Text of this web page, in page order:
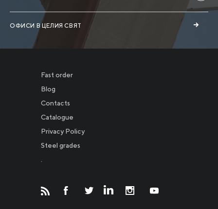
ОФИСИ В ЦЕЛИЯ СВЯТ
Fast order
Blog
Contacts
Catalogue
Privacy Policy
Steel grades
.
Новости
Инвесторам